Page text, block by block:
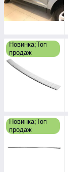
Новинка;Топ
продаж
Новинка;Топ
продаж